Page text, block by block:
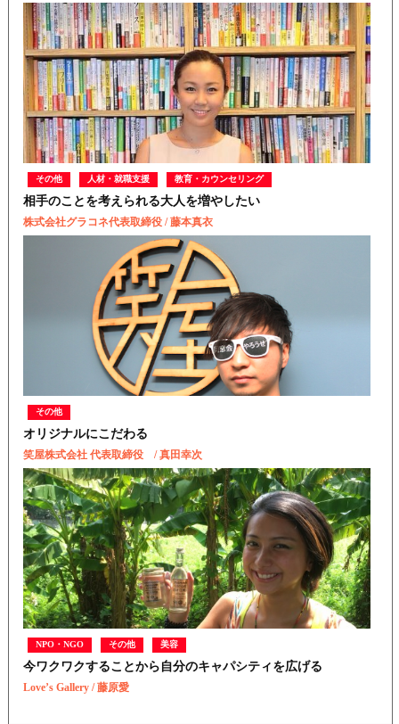
その他 人材・就職支援 教育・カウンセリング
相手のことを考えられる大人を増やしたい
株式会社グラコネ代表取締役 / 藤本真衣
その他
オリジナルにこだわる
笑屋株式会社 代表取締役 / 真田幸次
NPO・NGO その他 美容
今ワクワクすることから自分のキャパシティを広げる
Love’s Gallery / 藤原愛